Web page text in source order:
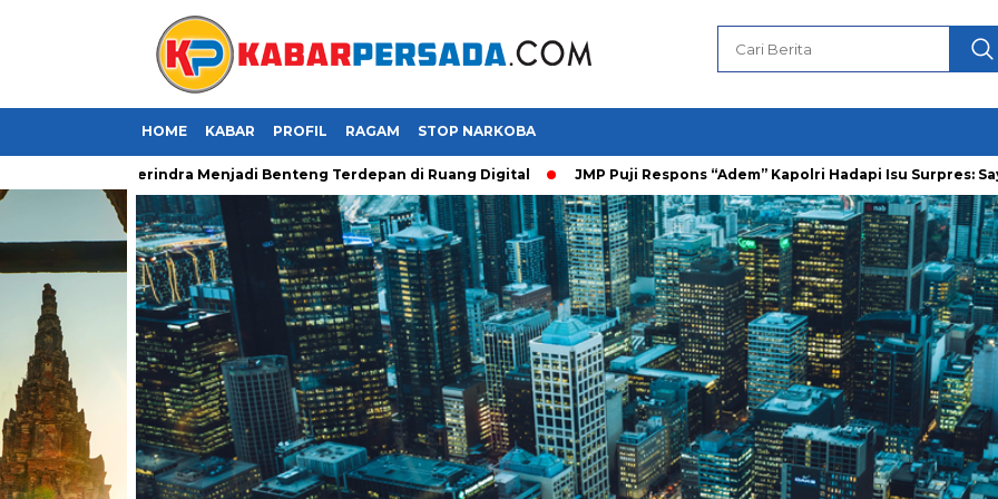
HOME KABAR PROFIL RAGAM STOP NARKOBA
Kader Gerindra Menjadi Benteng Terdepan di Ruang Digital JMP Puji Respons “Adem” Kapolri Hadapi Isu Surpres: Saya